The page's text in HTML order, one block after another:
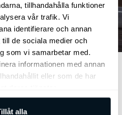
tillhandahålla funktioner
vår trafik. Vi
identifierare och annan
de sociala medier och
som vi samarbetar med.
informationen med annan
eller som de har
alla
tjänstebil
oss